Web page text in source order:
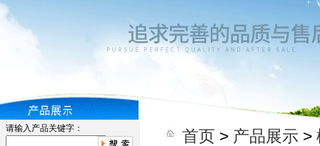
请输入产品关键字： 首页 > 产品展示 >